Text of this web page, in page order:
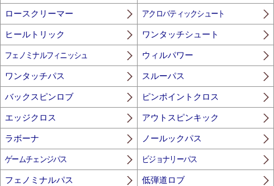
ロースクリーマー アクロバティックシュート
ヒールトリック ワンタッチシュート
フェノミナルフィニッシュ ウィルパワー
ワンタッチパス スルーパス
バックスピンロブ ピンポイントクロス
エッジクロス アウトスピンキック
ラボーナ ノールックパス
ゲームチェンジパス ビジョナリーパス
フェノミナルパス 低弾道ロブ